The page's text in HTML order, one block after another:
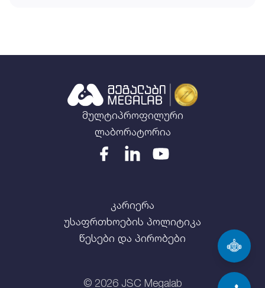
მულტიპროფილური
ლაბორატორია
კარიერა
უსაფრთხოების პოლიტიკა
წესები და პირობები
© 2026JSC Megalab